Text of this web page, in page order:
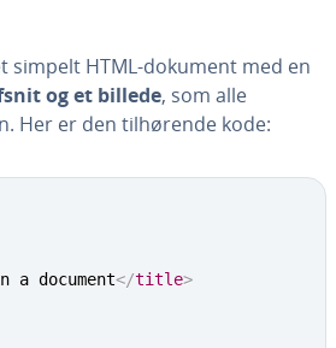
simpelt HTML-dokument med en
og et billede, som alle
Her er den til­hø­ren­de kode:
a document</title>